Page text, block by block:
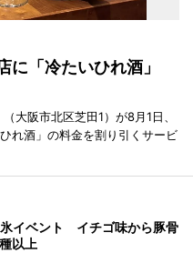
に「冷たいひれ酒」
大阪市北区芝田1）が8月1日、
れ酒」の料金を割り引くサービ
イベント イチゴ味から豚骨
以上